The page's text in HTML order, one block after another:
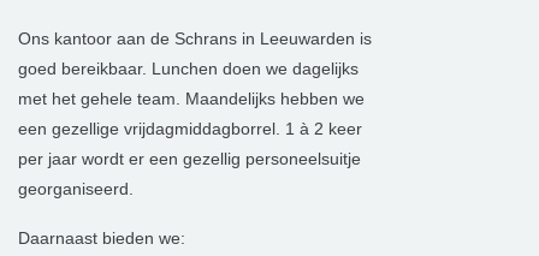
Ons kantoor aan de Schrans in Leeuwarden is
goed bereikbaar. Lunchen doen we dagelijks
met het gehele team. Maandelijks hebben we
een gezellige vrijdagmiddagborrel. 1 à 2 keer
per jaar wordt er een gezellig personeelsuitje
georganiseerd.
Daarnaast bieden we: